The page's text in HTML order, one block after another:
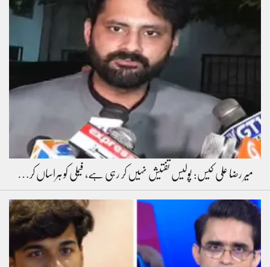
میر رضا علی کیس: پولیس تفتیش نہیں کر رہی ہے، فیملی کو ہراساں کر…